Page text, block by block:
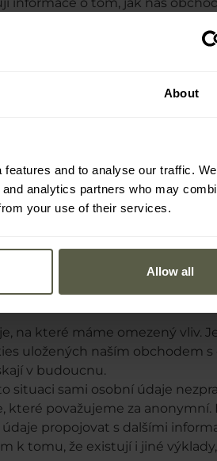
About
and to analyse our traffic.
analytics partners who may
your use of their services.
Allow all
zařízení (operační systém,
/ neudělení souhlasu se soubory
(navštívené podstránky,
na které máme omezený vliv.
uložených naším obchodem
v budoucnu.
situaci sami osobní údaje
které považujeme za
propojovat s dalšími
k tomu, že existují i jiné